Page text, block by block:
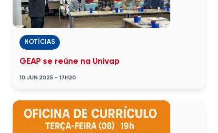
NOTÍCIAS
GEAP se reúne na Univap
10 JUN 2025 - 17H20